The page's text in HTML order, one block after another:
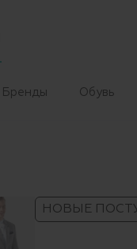
Бренды Обувь
НОВЫЕ